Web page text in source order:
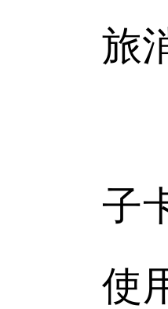
旅
子
使